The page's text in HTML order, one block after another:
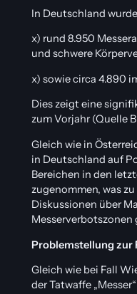
In Deutschland
x) rund 8.950
und schwere
x) sowie circa 4.890
Dies zeigt eine
zum Vorjahr (Quelle
Gleich wie in
in Deutschland auf
Bereichen in den
zugenommen, was
Diskussionen über
Messerverbotszonen
Problemstellung zur
Gleich wie bei Fall
der Tatwaffe